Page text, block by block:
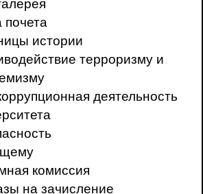
почета
истории
терроризму и
деятельность
комиссия
на зачисление